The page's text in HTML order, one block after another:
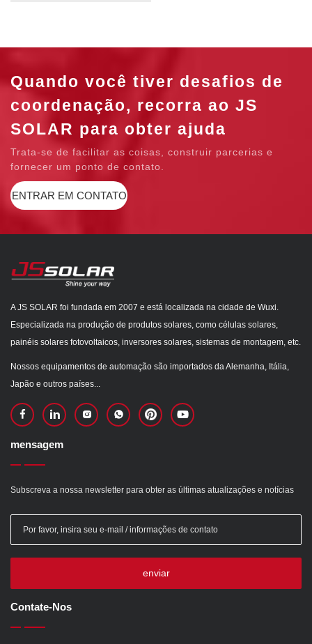
Quando você tiver desafios de
coordenação, recorra ao JS
SOLAR para obter ajuda
Trata-se de facilitar as coisas, construir parcerias e
fornecer um ponto de contato.
ENTRAR EM CONTATO
A JS SOLAR foi fundada em 2007 e está localizada na cidade de Wuxi.
Especializada na produção de produtos solares, como células solares,
painéis solares fotovoltaicos, inversores solares, sistemas de montagem, etc.
Nossos equipamentos de automação são importados da Alemanha, Itália,
Japão e outros países...
mensagem
Subscreva a nossa newsletter para obter as últimas atualizações e notícias
enviar
Contate-Nos